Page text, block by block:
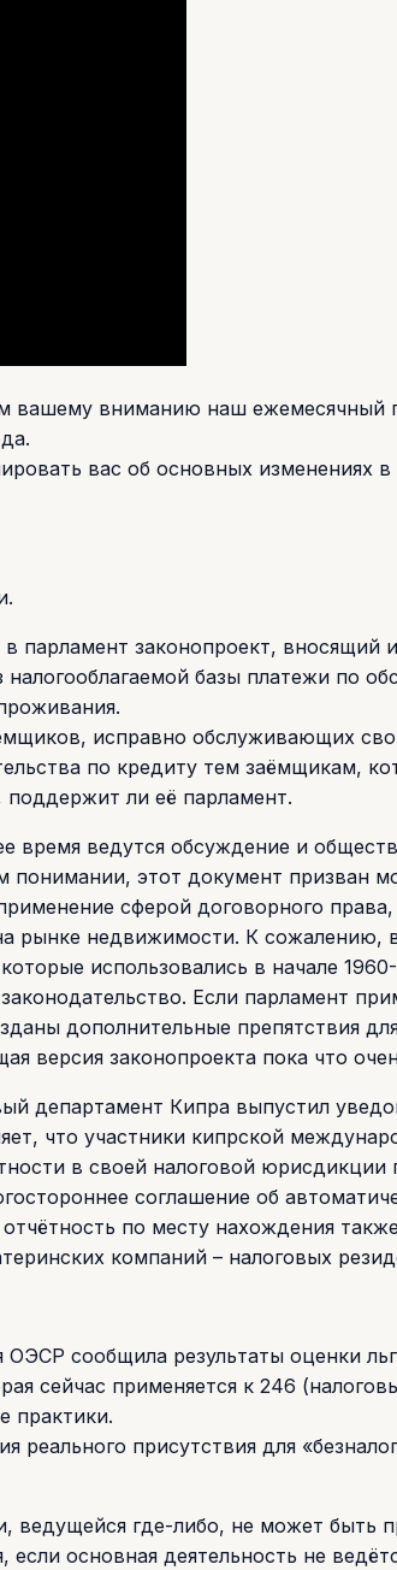
вашему вниманию наш ежемесячный
вас об основных изменениях в
парламент законопроект, вносящий
базы платежи по
исправно обслуживающих
по кредиту тем заёмщикам,
ли её парламент.
время ведутся обсуждение и
понимании, этот документ призван
сферой договорного
рынке недвижимости. К сожалению,
использовались в начале
Если парламент
дополнительные препятствия
версия законопроекта пока что
департамент Кипра выпустил
что участники кипрской
в своей налоговой юрисдикции
соглашение об
по месту нахождения
компаний – налоговых
сообщила результаты оценки
сейчас применяется к 246
практики.
реального присутствия для
ведущейся где-либо, не может быть
основная деятельность не